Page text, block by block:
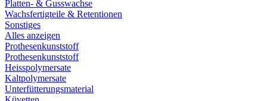
Platten- & Gusswachse
Wachsfertigteile & Retentionen
Sonstiges
Alles anzeigen
Prothesenkunststoff
Prothesenkunststoff
Heisspolymersate
Kaltpolymersate
Unterfütterungsmaterial